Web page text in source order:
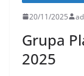
20/11/2025
Grupa
2025